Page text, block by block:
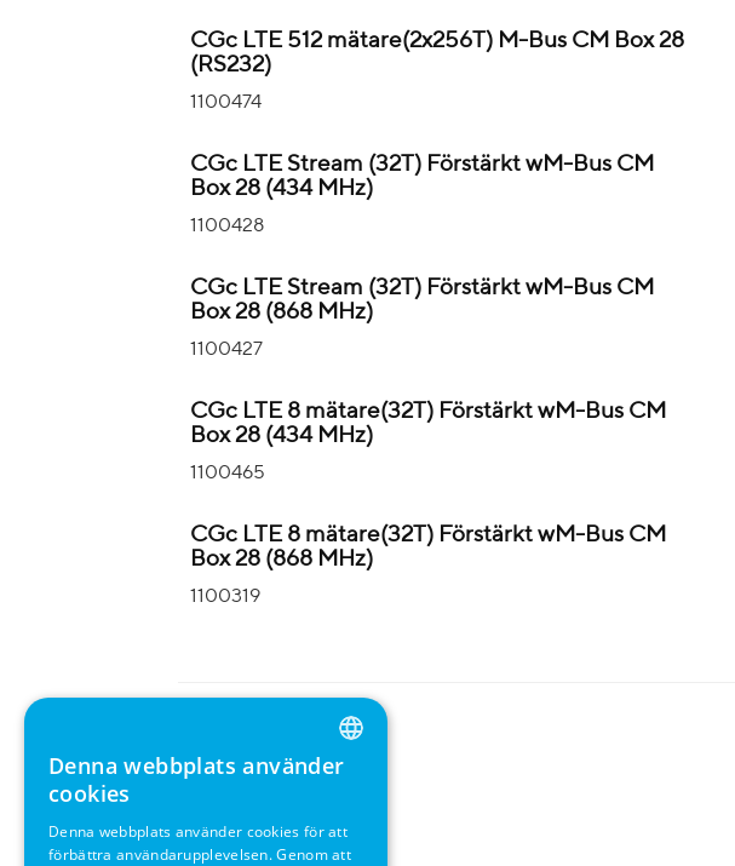
CGc LTE 512 mätare(2x256T) M-Bus CM Box 28
(RS232)
1100474
CGc LTE Stream (32T) Förstärkt wM-Bus CM
Box 28 (434 MHz)
1100428
CGc LTE Stream (32T) Förstärkt wM-Bus CM
Box 28 (868 MHz)
1100427
CGc LTE 8 mätare(32T) Förstärkt wM-Bus CM
Box 28 (434 MHz)
1100465
CGc LTE 8 mätare(32T) Förstärkt wM-Bus CM
Box 28 (868 MHz)
1100319
ENGLISH
SWEDISH
Denna webbplats använder
cookies
Denna webbplats använder cookies för att
förbättra användarupplevelsen. Genom att